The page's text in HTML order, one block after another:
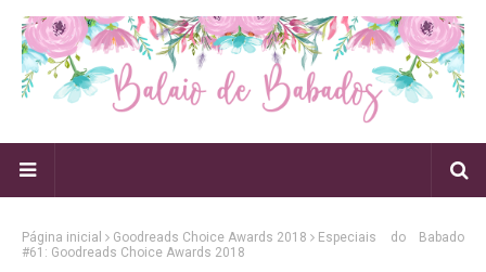
Página inicial Goodreads Choice Awards 2018
Especiais do Babado
#61: Goodreads Choice Awards 2018